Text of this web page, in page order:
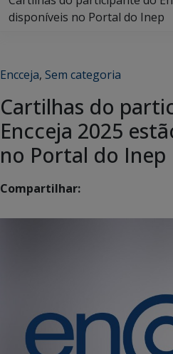
disponíveis no Portal do Inep
Encceja, Sem categoria
Cartilhas do
Encceja 2025
no Portal do Inep
Compartilhar: